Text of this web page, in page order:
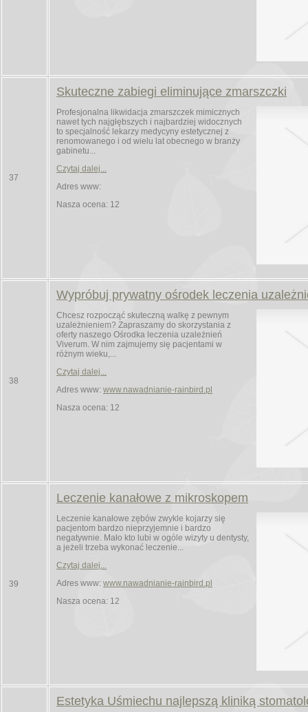
37
Skuteczne zabiegi eliminujące zmarszczki
Profesjonalna likwidacja zmarszczek mimicznych
nawet tych najgłębszych i najbardziej widocznych
to specjalność lekarzy medycyny estetycznej z
renomowanego i od wielu lat obecnego w branży
gabinetu...
Czytaj dalej...
Adres www:
Nasza ocena: 12
38
Wypróbuj prywatny ośrodek leczenia
Chcesz rozpocząć skuteczną walkę z pewnym
uzależnieniem? Zapraszamy do skorzystania z
oferty naszego Ośrodka leczenia uzależnień
Viverum. W nim zajmujemy się pacjentami w
różnym wieku,...
Czytaj dalej...
Adres www: www.nawadnianie-rainbird.pl
Nasza ocena: 12
39
Leczenie kanałowe z mikroskopem
Leczenie kanałowe zębów zwykle kojarzy się
pacjentom bardzo nieprzyjemnie i bardzo
negatywnie. Mało kto lubi w ogóle wizyty u dentysty,
a jeżeli trzeba wykonać leczenie...
Czytaj dalej...
Adres www: www.nawadnianie-rainbird.pl
Nasza ocena: 12
Estetyka Uśmiechu najlepszą kliniką